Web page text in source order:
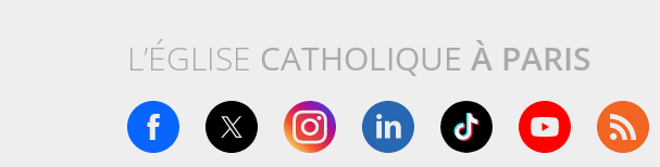
L’ÉGLISE CATHOLIQUE À PARIS